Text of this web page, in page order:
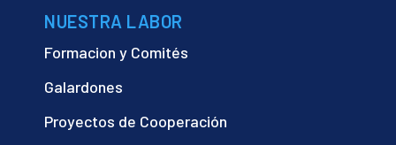
NUESTRA LABOR
Formacion y Comités
Galardones
Proyectos de Cooperación